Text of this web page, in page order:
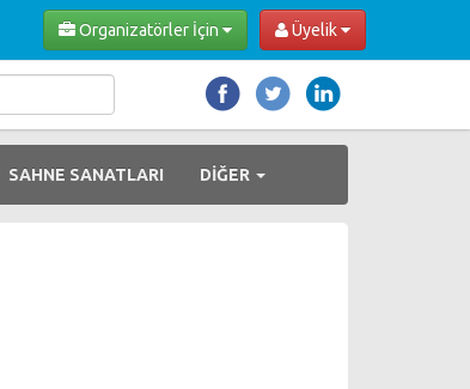
Üyelik
Organizatörler İçin
SAHNE SANATLARI DİĞER